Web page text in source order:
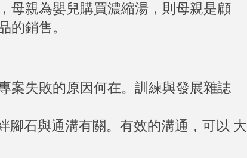
母親為嬰兒購買濃縮湯，則母親是顧
的銷售。
案失敗的原因何在。訓練與發展雜誌
腳石與通溝有關。有效的溝通，可以 大